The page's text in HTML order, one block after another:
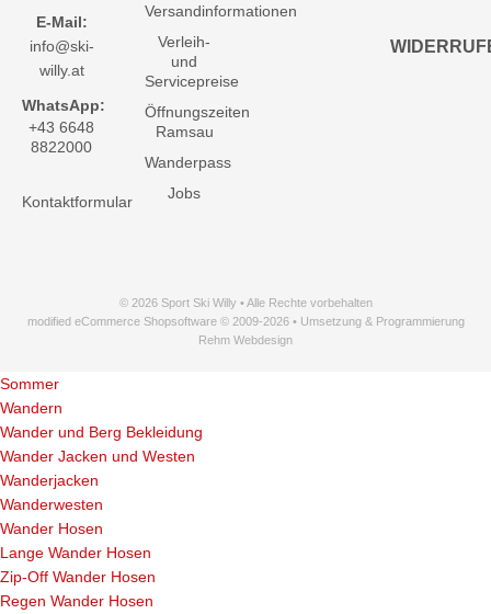
E-Mail:
info@ski-
willy.at
WhatsApp:
+43 6648
8822000
Kontaktformular
Versandinformationen
Verleih-
und
Servicepreise
Öffnungszeiten
Ramsau
Wanderpass
Jobs
© 2026 Sport Ski Willy • Alle Rechte vorbehalten
modified eCommerce Shopsoftware © 2009-2026 • Umsetzung & Programmierung
Rehm Webdesign
Sommer
Wandern
Wander und Berg Bekleidung
Wander Jacken und Westen
Wanderjacken
Wanderwesten
Wander Hosen
Lange Wander Hosen
Zip-Off Wander Hosen
Regen Wander Hosen